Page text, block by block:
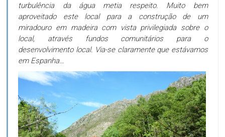
turbulência da água metia respeito. Muito bem
aproveitado este local para a construção de um
miradouro em madeira com vista privilegiada sobre o
local, através fundos comunitários para o
desenvolvimento local. Via-se claramente que estávamos
em Espanha…